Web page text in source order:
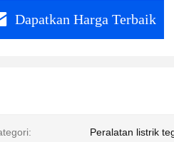
Dapatkan Harga Terbaik
Peralatan listrik